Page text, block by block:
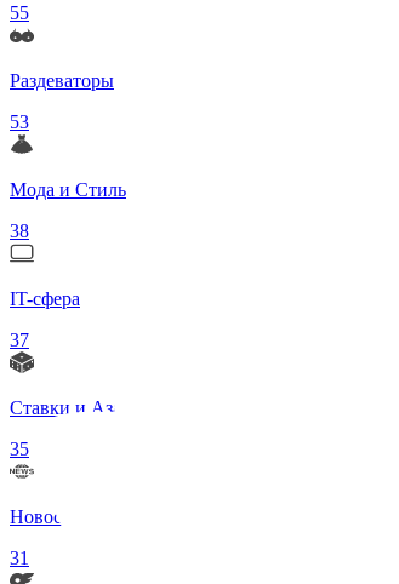
55
Раздеваторы
53
Мода и Стиль
38
IT-сфера
37
Ставки и Азартные игры
35
Новости в мире
31